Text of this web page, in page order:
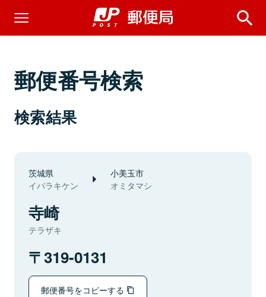
郵便番号検索
検索結果
茨城県
イバラキケン
小美玉市
オミタマシ
寺崎
テラザキ
319-0131
郵便番号をコピーする